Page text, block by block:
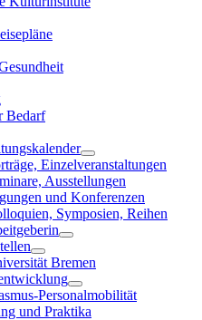
Bedarf
Einzelveranstaltungen
Ausstellungen
und Konferenzen
Symposien, Reihen
Bremen
Personalmobilität
und Praktika